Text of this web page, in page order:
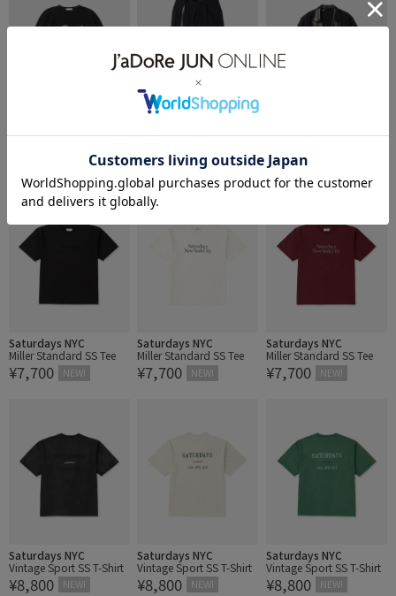
ヒル】LOGO SWEAT PUL
NEW!
Denim-Leather Belted Tr
¥56,100 NEW!
Denim-Leather Jacket
¥89,100
Saturdays NYC
Miller Standard SS Tee
¥7,700 NEW!
Saturdays NYC
Miller Standard SS Tee
¥7,700 NEW!
Saturdays NYC
Miller Standard SS Tee
¥7,700 NEW!
Saturdays NYC
Vintage Sport SS T-Shirt
¥8,800 NEW!
Saturdays NYC
Vintage Sport SS T-Shirt
¥8,800 NEW!
Saturdays NYC
Vintage Sport SS T-Shirt
¥8,800 NEW!